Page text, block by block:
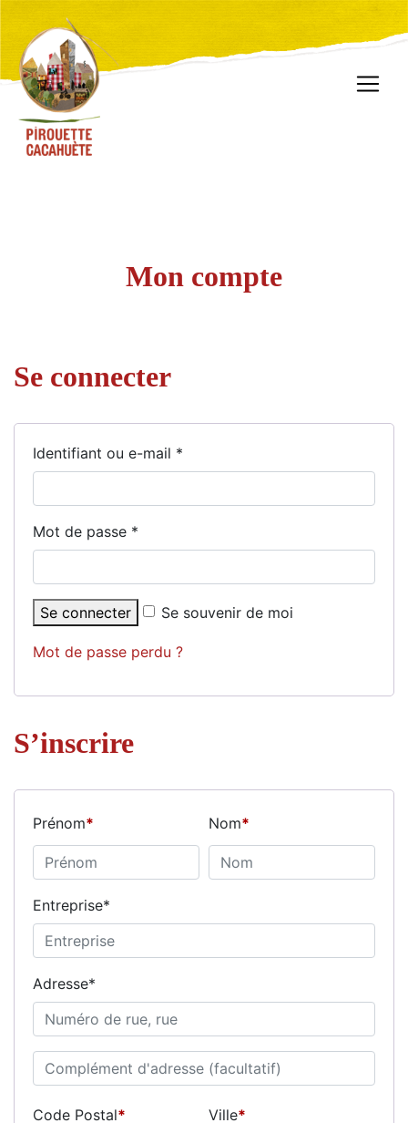
Mon compte
Se connecter
Identifiant ou e-mail *
Mot de passe *
Se connecter Se souvenir de moi
Mot de passe perdu ?
S’inscrire
Prénom* Nom*
Entreprise*
Adresse*
Code Postal* Ville*